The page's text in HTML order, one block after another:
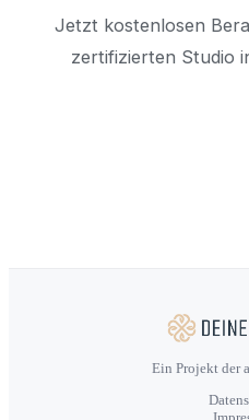
Jetzt kostenlosen
zertifizierten Studio
Ein Projekt der